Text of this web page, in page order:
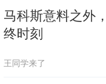
马科斯意料之外
终时刻
王同学来了